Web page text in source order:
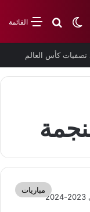
القائمةبحث عن
الوضع المظلم
تصفيات كأس العالم
مباريات